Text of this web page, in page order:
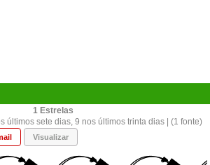
1
últimos sete dias, 9 nos últimos trinta dias | (1 fonte)
Visualizar